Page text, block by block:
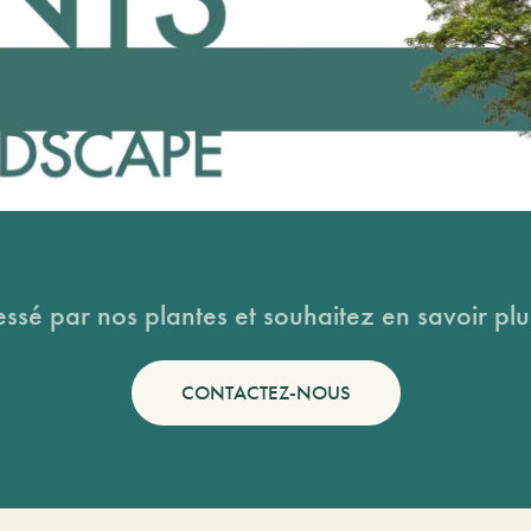
par nos plantes et souhaitez en savoir
CONTACTEZ-NOUS